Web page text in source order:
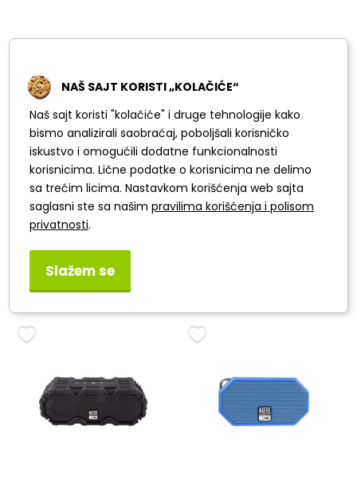
Altec Mini H2O Gray
NAŠ SAJT KORISTI „KOLAČIĆE“
Naš sajt koristi "kolačiće" i druge tehnologije kako
bismo analizirali saobraćaj, poboljšali korisničko
iskustvo i omogućili dodatne funkcionalnosti
korisnicima. Lične podatke o korisnicima ne delimo
sa trećim licima. Nastavkom korišćenja web sajta
saglasni ste sa našimpravilima korišćenja i polisom
privatnosti.
Slažem se